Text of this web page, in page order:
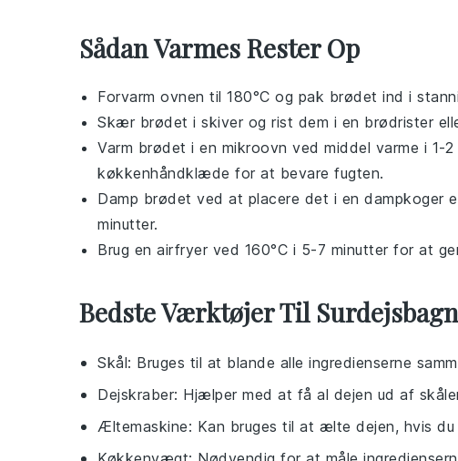
Sådan Varmes Rester Op
Forvarm ovnen til 180°C og pak brødet ind i
Skær brødet i skiver og rist dem i en brødrister
Varm brødet i en mikroovn ved middel varme i 1-
køkkenhåndklæde for at bevare fugten.
Damp brødet ved at placere det i en dampkoger
minutter.
Brug en airfryer ved 160°C i 5-7 minutter for at
Bedste Værktøjer Til
Skål: Bruges til at blande alle ingredienserne
Dejskraber: Hjælper med at få al dejen ud af
Æltemaskine: Kan bruges til at ælte dejen, hvis